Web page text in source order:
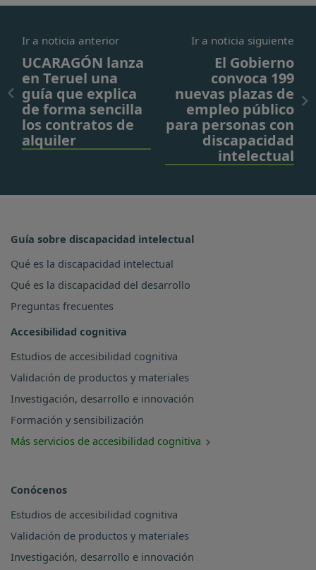
Ir a noticia anterior
UCARAGÓN lanza
en Teruel una
guía que explica
de forma sencilla
los contratos de
alquiler
Ir a noticia siguiente
El Gobierno
convoca 199
nuevas plazas de
empleo público
para personas con
discapacidad
intelectual
Guía sobre discapacidad intelectual
Qué es la discapacidad intelectual
Qué es la discapacidad del desarrollo
Preguntas frecuentes
Accesibilidad cognitiva
Estudios de accesibilidad cognitiva
Validación de productos y materiales
Investigación, desarrollo e innovación
Formación y sensibilización
Más servicios de accesibilidad cognitiva
Conócenos
Estudios de accesibilidad cognitiva
Validación de productos y materiales
Investigación, desarrollo e innovación